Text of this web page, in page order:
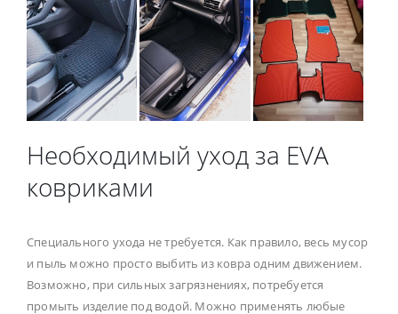
Необходимый уход за EVA
ковриками
Специального ухода не требуется. Как правило, весь мусор
и пыль можно просто выбить из ковра одним движением.
Возможно, при сильных загрязнениях, потребуется
промыть изделие под водой. Можно применять любые